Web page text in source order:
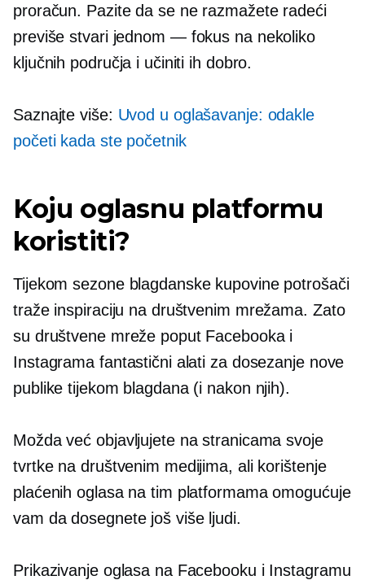
proračun. Pazite da se ne razmažete radeći
previše stvari jednom — fokus na nekoliko
ključnih područja i učiniti ih dobro.
Saznajte više: Uvod u oglašavanje: odakle
početi kada ste početnik
Koju oglasnu platformu
koristiti?
Tijekom sezone blagdanske kupovine potrošači
traže inspiraciju na društvenim mrežama. Zato
su društvene mreže poput Facebooka i
Instagrama fantastični alati za dosezanje nove
publike tijekom blagdana (i nakon njih).
Možda već objavljujete na stranicama svoje
tvrtke na društvenim medijima, ali korištenje
plaćenih oglasa na tim platformama omogućuje
vam da dosegnete još više ljudi.
Prikazivanje oglasa na Facebooku i Instagramu